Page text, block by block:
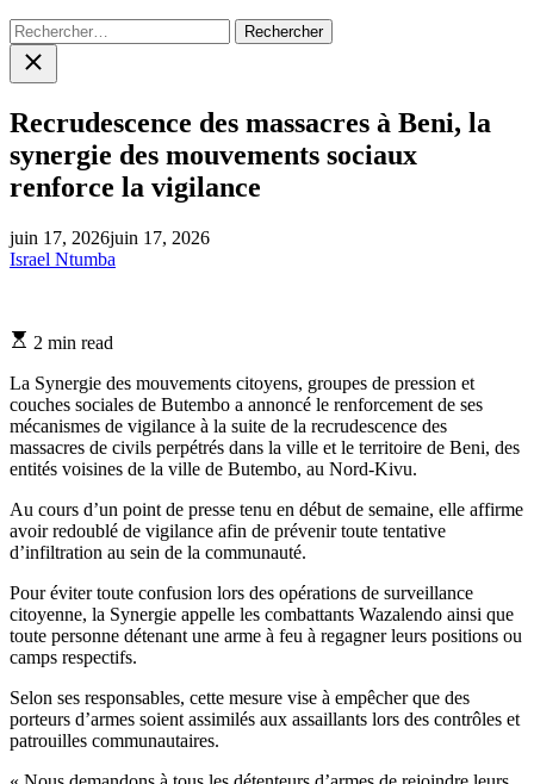
Rechercher :
Close
search
Recrudescence des massacres à Beni, la
synergie des mouvements sociaux
renforce la vigilance
juin 17, 2026juin 17, 2026
Israel Ntumba
Estimated
time
2 min read
La Synergie des mouvements citoyens, groupes de pression et
couches sociales de Butembo a annoncé le renforcement de ses
mécanismes de vigilance à la suite de la recrudescence des
massacres de civils perpétrés dans la ville et le territoire de Beni, des
entités voisines de la ville de Butembo, au Nord-Kivu.
Au cours d’un point de presse tenu en début de semaine, elle affirme
avoir redoublé de vigilance afin de prévenir toute tentative
d’infiltration au sein de la communauté.
Pour éviter toute confusion lors des opérations de surveillance
citoyenne, la Synergie appelle les combattants Wazalendo ainsi que
toute personne détenant une arme à feu à regagner leurs positions ou
camps respectifs.
Selon ses responsables, cette mesure vise à empêcher que des
porteurs d’armes soient assimilés aux assaillants lors des contrôles et
patrouilles communautaires.